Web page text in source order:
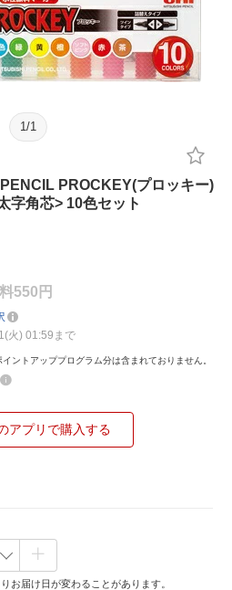
1 /1
PROCKEY(プロッキー)
字角芯> 10色セット
550円
火) 01:59まで
ントアッププログラム分は含まれておりません。
アプリで購入する
お届け日が変わることがあります。